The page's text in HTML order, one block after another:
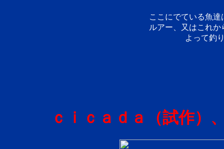
ここにでている魚
ルアー、又はこれ
よって釣
ｃｉｃａｄａ（試作）